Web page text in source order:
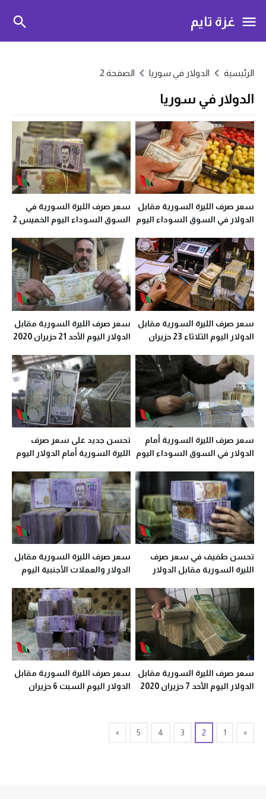
غزة تايم
الرئيسية الدولار في سوريا الصفحة 2
الدولار في سوريا
سعر صرف الليرة السورية مقابل
الدولار في السوق السوداء اليوم
سعر صرف الليرة السورية في
السوق السوداء اليوم الخميس 2
سعر صرف الليرة السورية مقابل
الدولار اليوم الثلاثاء 23 حزيران
سعر صرف الليرة السورية مقابل
الدولار اليوم الأحد 21 حزيران 2020
سعر صرف الليرة السورية أمام
الدولار في السوق السوداء اليوم
تحسن جديد على سعر صرف
الليرة السورية أمام الدولار اليوم
تحسن طفيف في سعر صرف
الليرة السورية مقابل الدولار
سعر صرف الليرة السورية مقابل
الدولار والعملات الأجنبية اليوم
سعر صرف الليرة السورية مقابل
الدولار اليوم الأحد 7 حزيران 2020
سعر صرف الليرة السورية مقابل
الدولار اليوم السبت 6 حزيران
«
1
2
3
4
5
»